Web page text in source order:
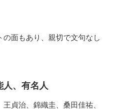
面もあり、親切で文句なし
人、有名人
貞治、錦織圭、桑田佳祐、